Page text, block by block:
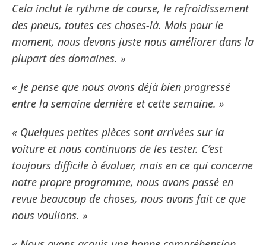
Cela inclut le rythme de course, le refroidissement
des pneus, toutes ces choses-là. Mais pour le
moment, nous devons juste nous améliorer dans la
plupart des domaines. »
« Je pense que nous avons déjà bien progressé
entre la semaine dernière et cette semaine. »
« Quelques petites pièces sont arrivées sur la
voiture et nous continuons de les tester. C’est
toujours difficile à évaluer, mais en ce qui concerne
notre propre programme, nous avons passé en
revue beaucoup de choses, nous avons fait ce que
nous voulions. »